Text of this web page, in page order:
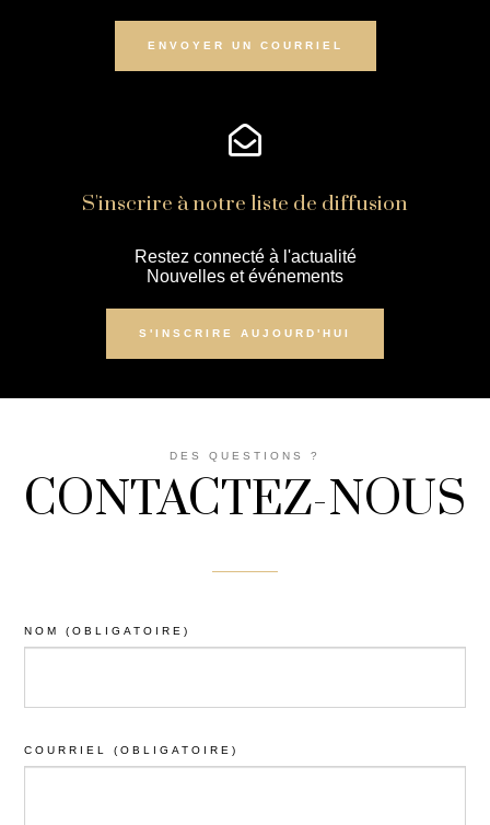
ENVOYER UN COURRIEL
S'inscrire à notre liste de diffusion
Restez connecté à l'actualité
Nouvelles et événements
S'INSCRIRE AUJOURD'HUI
DES QUESTIONS ?
CONTACTEZ-NOUS
NOM (OBLIGATOIRE)
COURRIEL (OBLIGATOIRE)